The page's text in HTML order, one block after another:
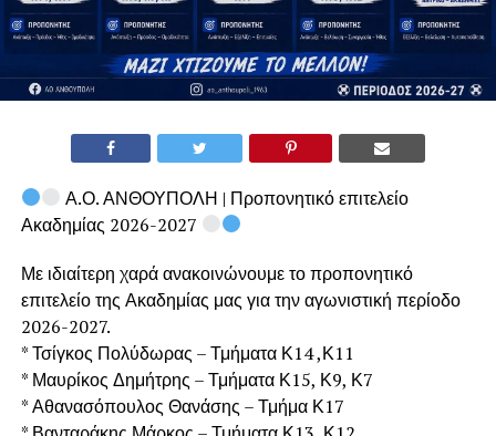
Α.Ο. ΑΝΘΟΥΠΟΛΗ | Προπονητικό επιτελείο
Ακαδημίας 2026-2027
Με ιδιαίτερη χαρά ανακοινώνουμε το προπονητικό
επιτελείο της Ακαδημίας μας για την αγωνιστική περίοδο
2026-2027.
* Τσίγκος Πολύδωρας – Τμήματα Κ14 ,Κ11
* Μαυρίκος Δημήτρης – Τμήματα Κ15, Κ9, Κ7
* Αθανασόπουλος Θανάσης – Τμήμα Κ17